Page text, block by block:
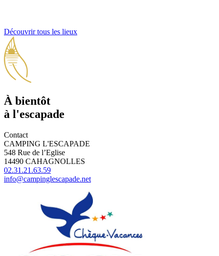
Découvrir tous les lieux
À bientôt
à l'escapade
Contact
CAMPING L'ESCAPADE
548 Rue de l’Eglise
14490 CAHAGNOLLES
02.31.21.63.59
info@campinglescapade.net